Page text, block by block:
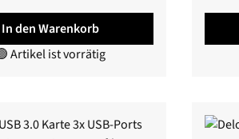
In den Warenkorb
Artikel ist vorrätig